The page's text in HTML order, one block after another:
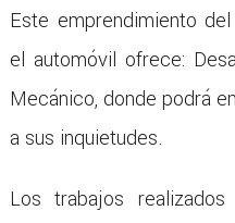
Este emprendimiento
el automóvil ofrece:
Mecánico, donde podrá
a sus inquietudes.
Los trabajos